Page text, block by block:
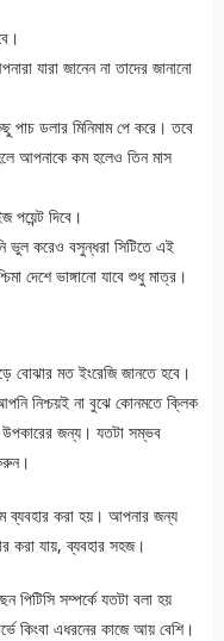
যারা জানেন না তাদের জানানো
পাচ ডলার মিনিমাম পে করে। তবে
আপনাকে কম হলেও তিন মাস
দিবে।
ভুল করেও বসুন্ধরা সিটিতে এই
দেশে ভাঙ্গানো যাবে শুধু মাত্র।
বোঝার মত ইংরেজি জানতে হবে।
নিশ্চয়ই না বুঝে কোনমতে ক্লিক
উপকারের জন্য। যতটা সম্ভব
ব্যবহার করা হয়। আপনার জন্য
করা যায়, ব্যবহার সহজ।
পিটিসি সম্পর্কে যতটা বলা হয়
কিংবা এধরনের কাজে আয় বেশি।